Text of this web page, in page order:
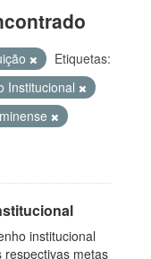
Etiquetas:
Institucional
institucional
metas